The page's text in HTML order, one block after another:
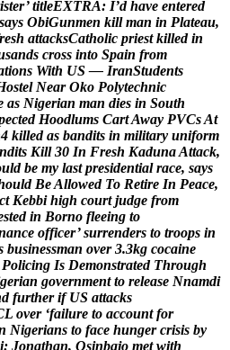
ister’ titleEXTRA: I’d have entered
says ObiGunmen kill man in Plateau,
resh attacksCatholic priest killed in
sands cross into Spain from
tions With US — IranStudents
ostel Near Oko Polytechnic
as Nigerian man dies in South
ected Hoodlums CartAway PVCsAt
4 killed as bandits in military uniform
ndits Kill 30 In Fresh KadunaAttack,
uld be my last presidential race, says
ould BeAllowed To Retire In Peace,
ct Kebbi high court judge from
sted in Borno fleeing to
ance officer’ surrenders to troops in
businessman over 3.3kg cocaine
Policing Is Demonstrated Through
gerian government to release Nnamdi
d further if US attacks
L over ‘failure to account for
Nigerians to face hunger crisis by
i: Jonathan, Osinbajo met with